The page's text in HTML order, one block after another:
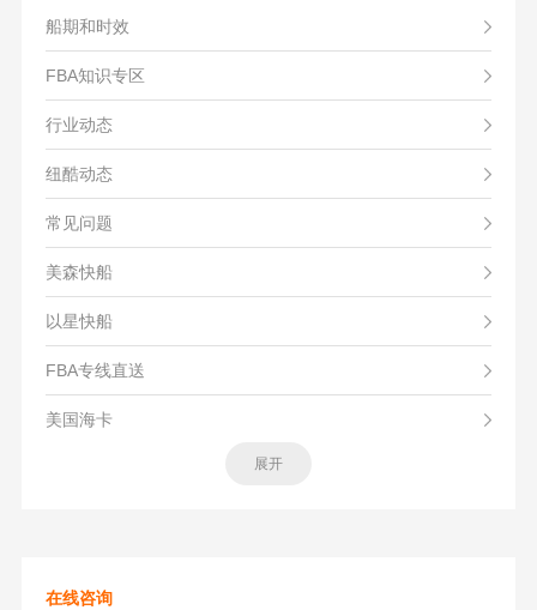
船期和时效
FBA知识专区
行业动态
纽酷动态
常见问题
美森快船
以星快船
FBA专线直送
美国海卡
展开
在线咨询